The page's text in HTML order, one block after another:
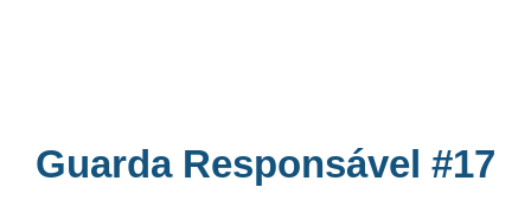
Guarda Responsável #17